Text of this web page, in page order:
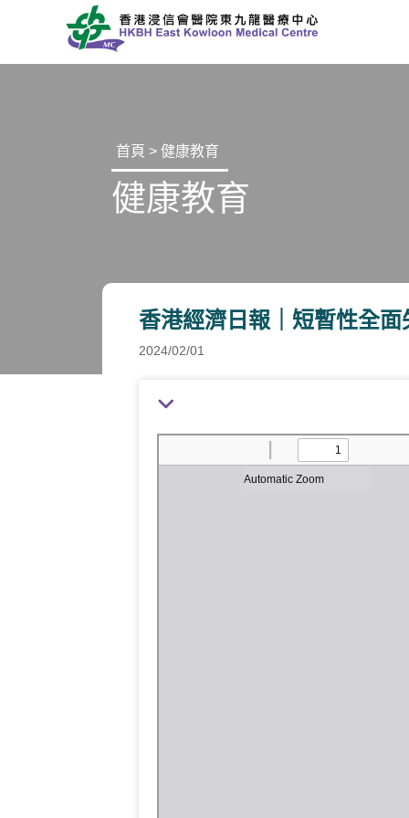
首頁 > 健康教育
健康教育
香港經濟日報｜短暫性全面
2024/02/01